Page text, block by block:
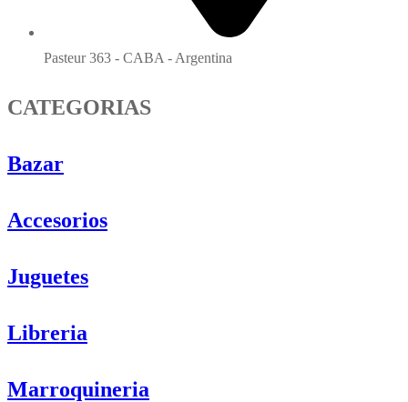
Pasteur 363 - CABA - Argentina
CATEGORIAS
Bazar
Accesorios
Juguetes
Libreria
Marroquineria